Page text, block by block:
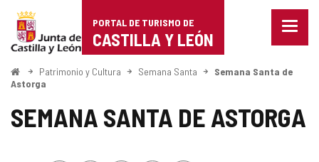
Portal
de
Turismo
de
Castilla
PORTAL DE TURISMO DE
CASTILLA Y LEÓN
Menu
InicioPatrimonio y Cultura Semana Santa
Semana Santa de
Astorga
SEMANA SANTA DE ASTORGA